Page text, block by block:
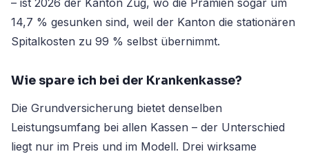
– ist 2026 der Kanton Zug, wo die Prämien sogar um
14,7 % gesunken sind, weil der Kanton die stationären
Spitalkosten zu 99 % selbst übernimmt.
Wie spare ich bei der Krankenkasse?
Die Grundversicherung bietet denselben
Leistungsumfang bei allen Kassen – der Unterschied
liegt nur im Preis und im Modell. Drei wirksame